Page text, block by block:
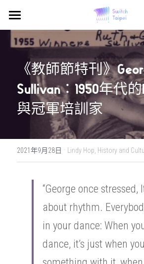
Switch Taipei
Class - 課程報名
Solo Drop-in
Lindy Drop-in
Event/Workshop
活動/工作坊日期預告
About
What we did
什麼是 Swing?
什麼是Swing?
Swing Dance 簡介
Blog
Podcast
Community
社群準則
switchtaipei@gmail.com
《教師節特刊》
Sullivan：1950年代
與冠軍培訓家
2021年9月28日 · Lindy Hop, History and
“George once stressed,
about rhythm.
in your dance: When
dance, it’s just when
商品分類
所有商品分類